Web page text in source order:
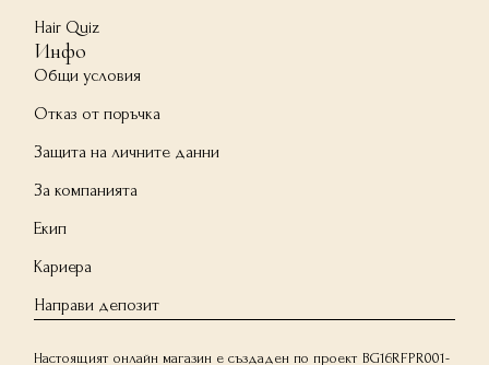
Hair Quiz
Инфо
Общи условия
Отказ от поръчка
Защита на личните данни
За компанията
Екип
Кариера
Направи депозит
Настоящият онлайн магазин е създаден по проект BG16RFPR001-